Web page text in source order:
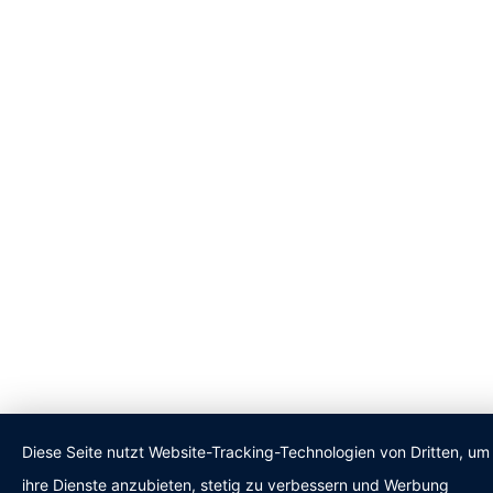
Diese Seite nutzt Website-Tracking-Technologien von Dritten, um
ihre Dienste anzubieten, stetig zu verbessern und Werbung